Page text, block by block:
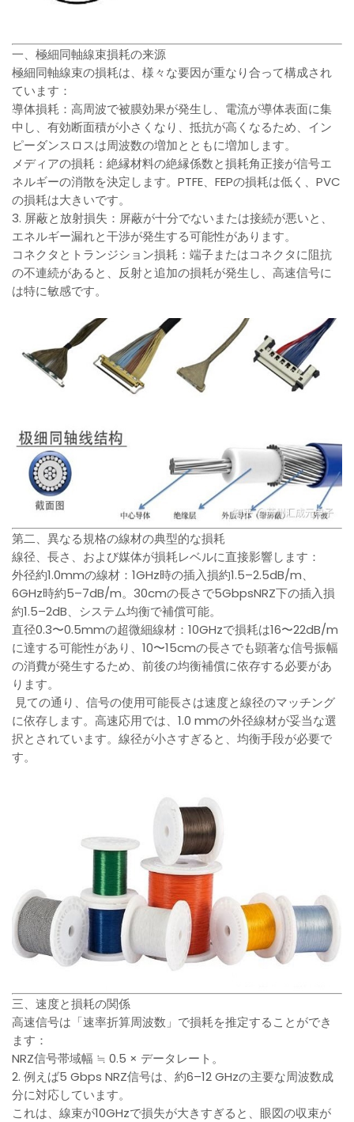
一、極細同軸線束損耗の来源
極細同軸線束の損耗は、様々な要因が重なり合って構成され
ています：
導体損耗：高周波で被膜効果が発生し、電流が導体表面に集
中し、有効断面積が小さくなり、抵抗が高くなるため、イン
ピーダンスロスは周波数の増加とともに増加します。
メディアの損耗：絶縁材料の絶縁係数と損耗角正接が信号エ
ネルギーの消散を決定します。PTFE、FEPの損耗は低く、PVC
の損耗は大きいです。
3. 屏蔽と放射損失：屏蔽が十分でないまたは接続が悪いと、
エネルギー漏れと干渉が発生する可能性があります。
コネクタとトランジション損耗：端子またはコネクタに阻抗
の不連続があると、反射と追加の損耗が発生し、高速信号に
は特に敏感です。
第二、異なる規格の線材の典型的な損耗
線径、長さ、および媒体が損耗レベルに直接影響します：
外径約1.0mmの線材：1GHz時の插入損約1.5–2.5dB/m、
6GHz時約5–7dB/m。30cmの長さで5GbpsNRZ下の插入損
約1.5–2dB、システム均衡で補償可能。
直径0.3〜0.5mmの超微細線材：10GHzで損耗は16〜22dB/m
に達する可能性があり、10〜15cmの長さでも顕著な信号振幅
の消費が発生するため、前後の均衡補償に依存する必要があ
ります。
見ての通り、信号の使用可能長さは速度と線径のマッチング
に依存します。高速応用では、1.0 mmの外径線材が妥当な選
択とされています。線径が小さすぎると、均衡手段が必要で
す。
三、速度と損耗の関係
高速信号は「速率折算周波数」で損耗を推定することができ
ます：
NRZ信号帯域幅 ≒ 0.5 × データレート。
2. 例えば5 Gbps NRZ信号は、約6–12 GHzの主要な周波数成
分に対応しています。
これは、線束が10GHzで損失が大きすぎると、眼図の収束が